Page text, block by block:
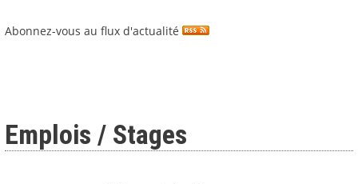
Abonnez-vous au flux d'actualité
Emplois / Stages